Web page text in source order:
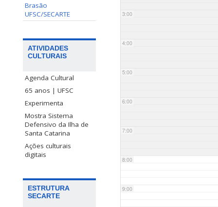
Brasão
UFSC/SECARTE
ATIVIDADES
CULTURAIS
Agenda Cultural
65 anos | UFSC
Experimenta
Mostra Sistema
Defensivo da Ilha de
Santa Catarina
Ações culturais
digitais
ESTRUTURA
SECARTE
3:00
4:00
5:00
6:00
7:00
8:00
9:00